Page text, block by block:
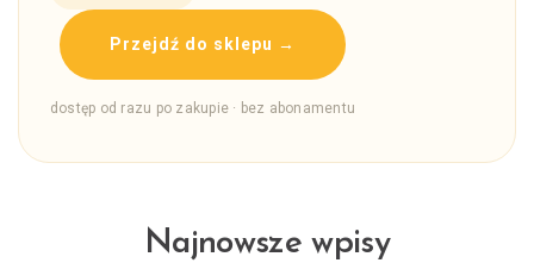
Przejdź do sklepu →
dostęp od razu po zakupie · bez abonamentu
Najnowsze wpisy